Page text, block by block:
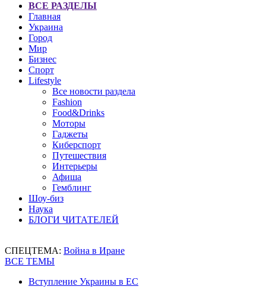
ВСЕ РАЗДЕЛЫ
Главная
Украина
Город
Мир
Бизнес
Спорт
Lifestyle
Все новости раздела
Fashion
Food&Drinks
Моторы
Гаджеты
Киберспорт
Путешествия
Интерьеры
Афиша
Гемблинг
Шоу-биз
Наука
БЛОГИ ЧИТАТЕЛЕЙ
СПЕЦТЕМА: Война в Иране
ВСЕ ТЕМЫ
Вступление Украины в ЕС